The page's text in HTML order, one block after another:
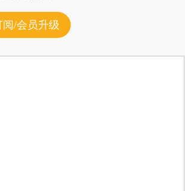
阅/会员升级